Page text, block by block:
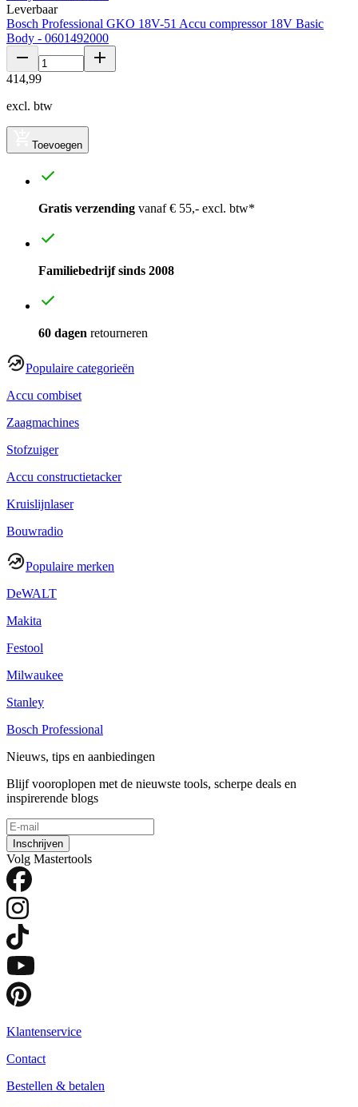
Leverbaar
Bosch Professional GKO 18V-51 Accu compressor 18V Basic
Body - 0601492000
414,99
excl. btw
Toevoegen
Gratis verzending vanaf € 55,- excl. btw*
Familiebedrijf sinds 2008
60 dagen retourneren
Populaire categorieën
Accu combiset
Zaagmachines
Stofzuiger
Accu constructietacker
Kruislijnlaser
Bouwradio
Populaire merken
DeWALT
Makita
Festool
Milwaukee
Stanley
Bosch Professional
Nieuws, tips en aanbiedingen
Blijf vooroplopen met de nieuwste tools, scherpe deals en
inspirerende blogs
Inschrijven
Volg Mastertools
Klantenservice
Contact
Bestellen & betalen